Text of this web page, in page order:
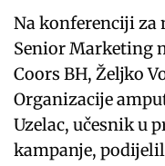
Na konferenciji za
Senior Marketing
Coors BH, Željko
Organizacije
Uzelac, učesnik u
kampanje,